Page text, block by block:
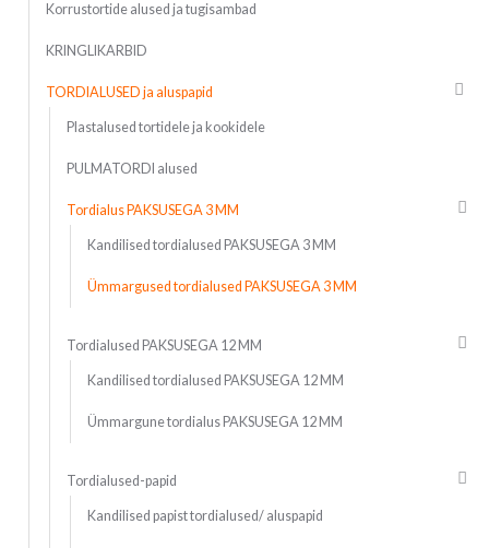
Korrustortide alused ja tugisambad
KRINGLIKARBID
TORDIALUSED ja aluspapid
Plastalused tortidele ja kookidele
PULMATORDI alused
Tordialus PAKSUSEGA 3 MM
Kandilised tordialused PAKSUSEGA 3 MM
Ümmargused tordialused PAKSUSEGA 3 MM
Tordialused PAKSUSEGA 12 MM
Kandilised tordialused PAKSUSEGA 12 MM
Ümmargune tordialus PAKSUSEGA 12 MM
Tordialused-papid
Kandilised papist tordialused/ aluspapid